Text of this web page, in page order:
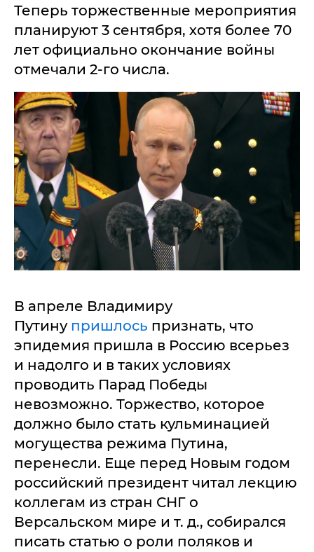
Теперь торжественные мероприятия
планируют 3 сентября, хотя более 70
лет официально окончание войны
отмечали 2-го числа.
В апреле Владимиру
Путину пришлось признать, что
эпидемия пришла в Россию всерьез
и надолго и в таких условиях
проводить Парад Победы
невозможно. Торжество, которое
должно было стать кульминацией
могущества режима Путина,
перенесли. Еще перед Новым годом
российский президент читал лекцию
коллегам из стран СНГ о
Версальском мире и т. д., собирался
писать статью о роли поляков и